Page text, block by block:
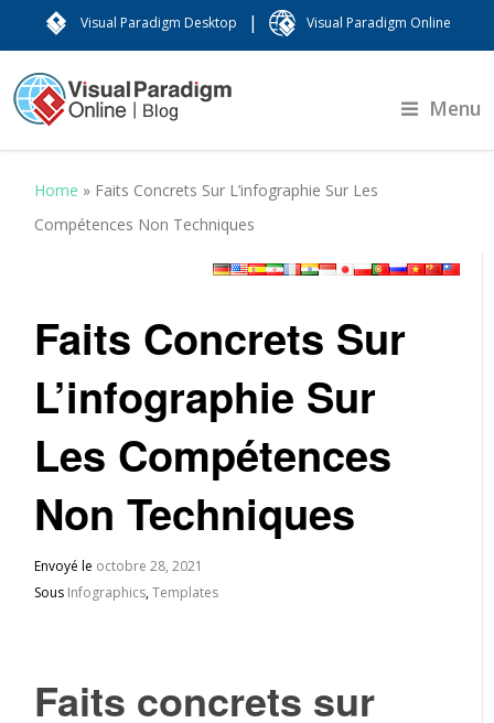
Visual Paradigm Desktop | Visual Paradigm Online
Menu
Home » Faits Concrets Sur L’infographie Sur Les
Compétences Non Techniques
Faits Concrets Sur
L’infographie Sur
Les Compétences
Non Techniques
Envoyé le octobre 28, 2021
Sous Infographics,Templates
Faits concrets sur